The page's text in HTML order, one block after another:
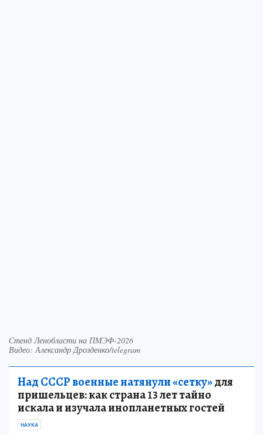
Стенд Ленобласти на ПМЭФ-2026
Видео: Александр Дрозденко/telegram
Над СССР военные натянули «сетку»для
пришельцев: как страна 13 лет тайно
искала и изучала инопланетных гостей
НАУКА